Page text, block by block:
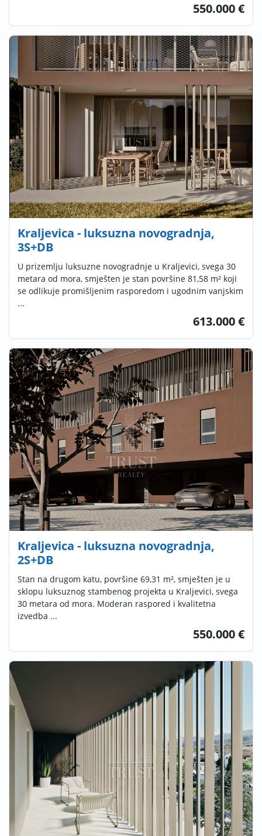
550.000 €
Kraljevica - luksuzna novogradnja,
3S+DB
U prizemlju luksuzne novogradnje u Kraljevici, svega 30
metara od mora, smješten je stan površine 81,58 m² koji
se odlikuje promišljenim rasporedom i ugodnim vanjskim
...
613.000 €
Kraljevica - luksuzna novogradnja,
2S+DB
Stan na drugom katu, površine 69,31 m², smješten je u
sklopu luksuznog stambenog projekta u Kraljevici, svega
30 metara od mora. Moderan raspored i kvalitetna
izvedba ...
550.000 €